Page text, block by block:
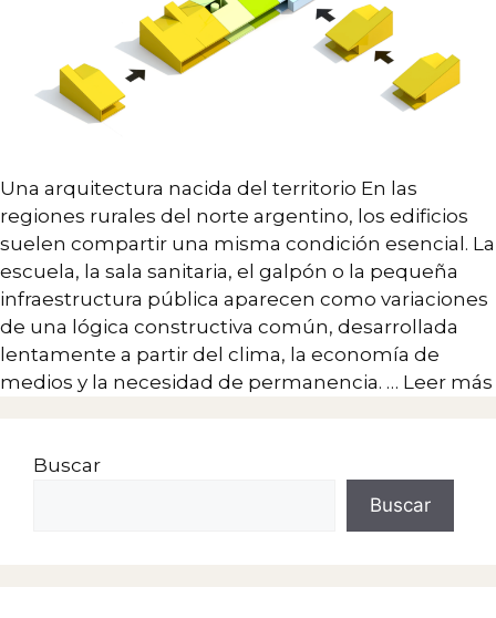
Una arquitectura nacida del territorio En las
regiones rurales del norte argentino, los edificios
suelen compartir una misma condición esencial. La
escuela, la sala sanitaria, el galpón o la pequeña
infraestructura pública aparecen como variaciones
de una lógica constructiva común, desarrollada
lentamente a partir del clima, la economía de
medios y la necesidad de permanencia. … Leer más
Buscar
Buscar